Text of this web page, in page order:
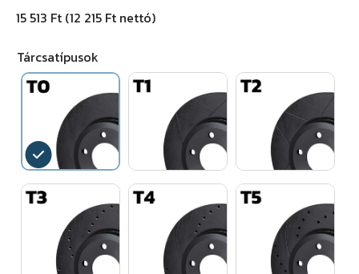
15 513 Ft (12 215 Ft nettó)
Tárcsatípusok